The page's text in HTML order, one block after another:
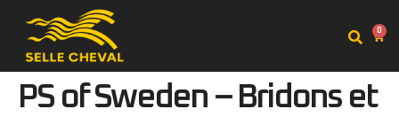
0
PS of Sweden – Bridons et